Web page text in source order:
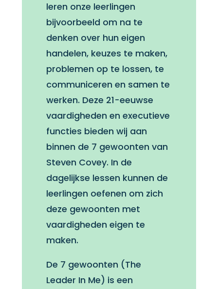
leren onze leerlingen
bijvoorbeeld om na te
denken over hun eigen
handelen, keuzes te maken,
problemen op te lossen, te
communiceren en samen te
werken. Deze 21-eeuwse
vaardigheden en executieve
functies bieden wij aan
binnen de 7 gewoonten van
Steven Covey. In de
dagelijkse lessen kunnen de
leerlingen oefenen om zich
deze gewoonten met
vaardigheden eigen te
maken.
De 7 gewoonten (The
Leader In Me) is een